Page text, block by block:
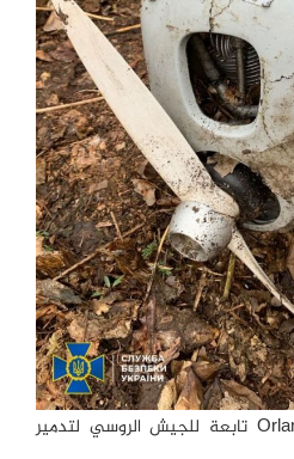
فيديو التقطته مسيرة Orlan-10 تابعة للجيش الروسي لتدمير